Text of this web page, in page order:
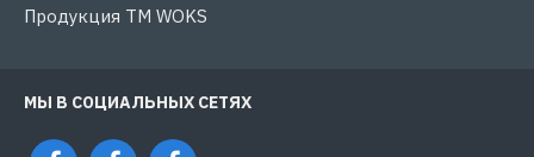
Продукция ТМ WOKS
МЫ В СОЦИАЛЬНЫХ СЕТЯХ